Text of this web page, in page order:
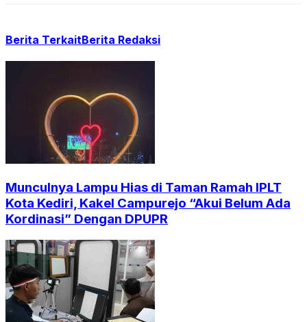
Berita TerkaitBerita Redaksi
Munculnya Lampu Hias di Taman Ramah IPLT
Kota Kediri, Kakel Campurejo “Akui Belum Ada
Kordinasi” Dengan DPUPR